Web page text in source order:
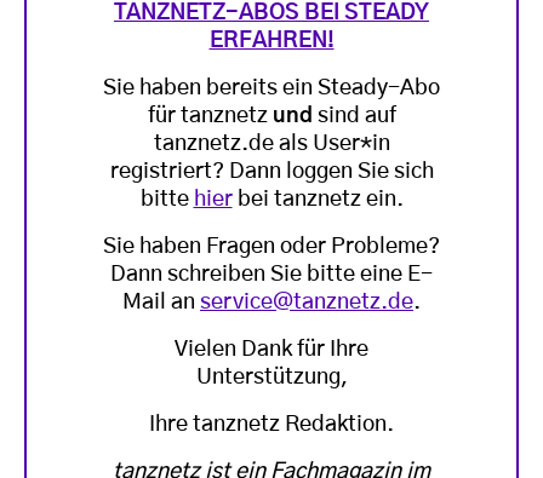
TANZNETZ-ABOS BEI STEADY
ERFAHREN!
Sie haben bereits ein Steady-Abo
für tanznetz und sind auf
tanznetz.de als User*in
registriert? Dann loggen Sie sich
bitte hierbei tanznetz ein.
Sie haben Fragen oder Probleme?
Dann schreiben Sie bitte eine E-
Mail an service@tanznetz.de.
Vielen Dank für Ihre
Unterstützung,
Ihre tanznetz Redaktion.
tanznetz ist ein Fachmagazin im